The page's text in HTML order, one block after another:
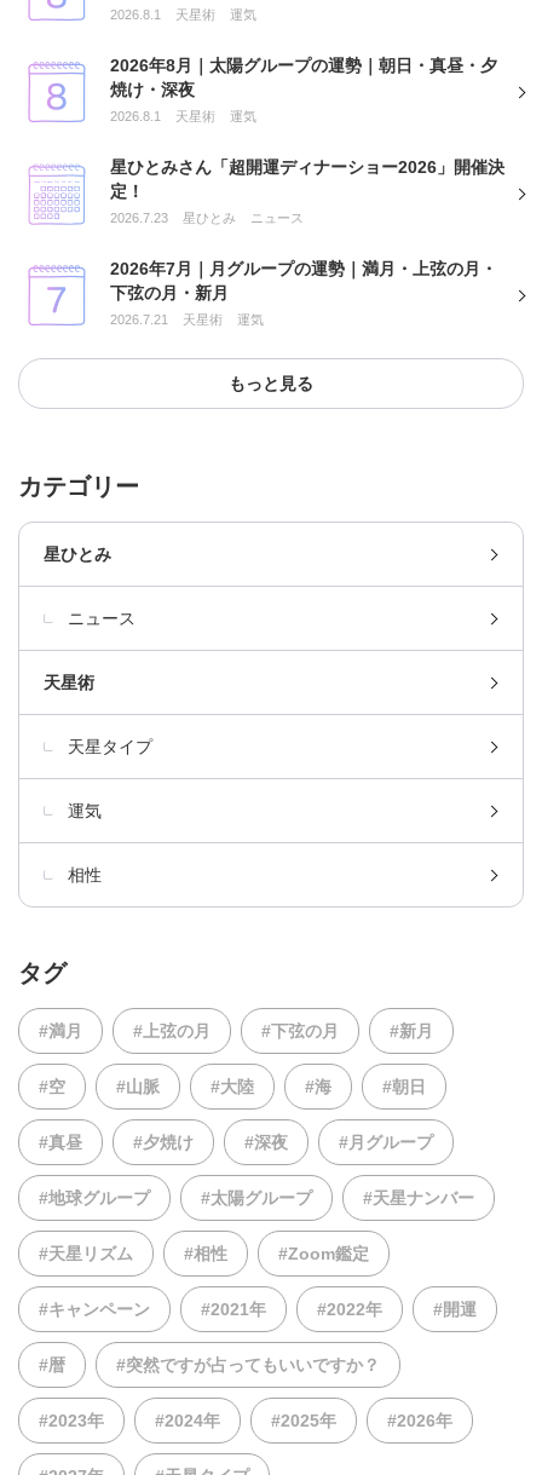
2026.8.1 天星術 運気
2026年8月｜太陽グループの運勢｜朝日・真昼・夕
焼け・深夜
2026.8.1 天星術 運気
星ひとみさん「超開運ディナーショー2026」開催決
定！
2026.7.23 星ひとみ ニュース
2026年7月｜月グループの運勢｜満月・上弦の月・
下弦の月・新月
2026.7.21 天星術 運気
もっと見る
カテゴリー
星ひとみ
ニュース
天星術
天星タイプ
運気
相性
タグ
#満月 #上弦の月 #下弦の月 #新月
#空 #山脈 #大陸 #海 #朝日
#真昼 #夕焼け #深夜 #月グループ
#地球グループ #太陽グループ #天星ナンバー
#天星リズム #相性 #Zoom鑑定
#キャンペーン #2021年 #2022年 #開運
#暦 #突然ですが占ってもいいですか？
#2023年 #2024年 #2025年 #2026年